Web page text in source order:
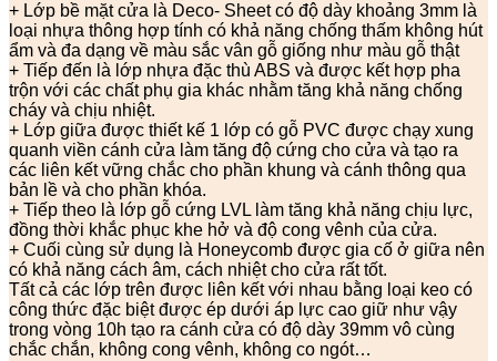
+ Lớp bề mặt cửa là Deco- Sheet có độ dày khoảng 3mm là
loại nhựa thông hợp tính có khả năng chống thấm không hút
ẩm và đa dạng về màu sắc vân gỗ giống như màu gỗ thật
+ Tiếp đến là lớp nhựa đặc thù ABS và được kết hợp pha
trộn với các chất phụ gia khác nhằm tăng khả năng chống
cháy và chịu nhiệt.
+ Lớp giữa được thiết kế 1 lớp có gỗ PVC được chạy xung
quanh viền cánh cửa làm tăng độ cứng cho cửa và tạo ra
các liên kết vững chắc cho phần khung và cánh thông qua
bản lề và cho phần khóa.
+ Tiếp theo là lớp gỗ cứng LVL làm tăng khả năng chịu lực,
đồng thời khắc phục khe hở và độ cong vênh của cửa.
+ Cuối cùng sử dụng là Honeycomb được gia cố ở giữa nên
có khả năng cách âm, cách nhiệt cho cửa rất tốt.
Tất cả các lớp trên được liên kết với nhau bằng loại keo có
công thức đặc biệt được ép dưới áp lực cao giữ như vậy
trong vòng 10h tạo ra cánh cửa có độ dày 39mm vô cùng
chắc chắn, không cong vênh, không co ngót…